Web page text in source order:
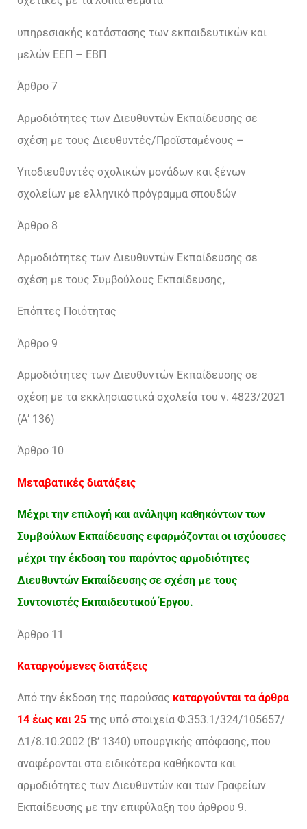
υπηρεσιακής κατάστασης των εκπαιδευτικών και
μελών ΕΕΠ – ΕΒΠ
Άρθρο 7
Αρμοδιότητες των Διευθυντών Εκπαίδευσης σε
σχέση με τους Διευθυντές/Προϊσταμένους –
Υποδιευθυντές σχολικών μονάδων και ξένων
σχολείων με ελληνικό πρόγραμμα σπουδών
Άρθρο 8
Αρμοδιότητες των Διευθυντών Εκπαίδευσης σε
σχέση με τους Συμβούλους Εκπαίδευσης,
Επόπτες Ποιότητας
Άρθρο 9
Αρμοδιότητες των Διευθυντών Εκπαίδευσης σε
σχέση με τα εκκλησιαστικά σχολεία του ν. 4823/2021
(Α’ 136)
Άρθρο 10
Μεταβατικές διατάξεις
Μέχρι την επιλογή και ανάληψη καθηκόντων των
Συμβούλων Εκπαίδευσης εφαρμόζονται οι ισχύουσες
μέχρι την έκδοση του παρόντος αρμοδιότητες
Διευθυντών Εκπαίδευσης σε σχέση με τους
Συντονιστές Εκπαιδευτικού Έργου.
Άρθρο 11
Καταργούμενες διατάξεις
Από την έκδοση της παρούσας καταργούνται τα άρθρα
14 έως και 25 της υπό στοιχεία Φ.353.1/324/105657/
Δ1/8.10.2002 (Β’ 1340) υπουργικής απόφασης, που
αναφέρονται στα ειδικότερα καθήκοντα και
αρμοδιότητες των Διευθυντών και των Γραφείων
Εκπαίδευσης με την επιφύλαξη του άρθρου 9.